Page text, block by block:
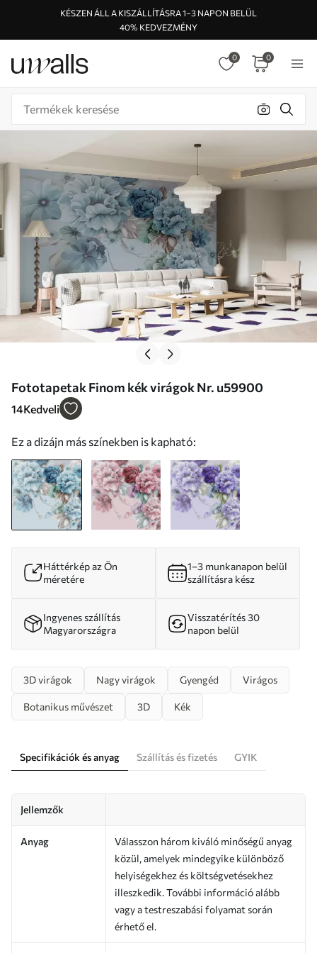
KÉSZEN ÁLL A KISZÁLLÍTÁSRA 1–3 NAPON BELÜL
40% KEDVEZMÉNY
0 0
Fototapetak Finom kék virágok Nr. u59900
14Kedveli
Ez a dizájn más színekben is kapható:
Háttérkép az Ön
méretére
1–3 munkanapon belül
szállításra kész
Ingyenes szállítás
Magyarországra
Visszatérítés 30
napon belül
3D virágok Nagy virágok Gyengéd Virágos
Botanikus művészet 3D Kék
Specifikációk és anyag Szállítás és fizetés GYIK
Jellemzők
Anyag
Válasszon három kiváló minőségű anyag
közül, amelyek mindegyike különböző
helyiségekhez és költségvetésekhez
illeszkedik. További információ alább
vagy a testreszabási folyamat során
érhető el.